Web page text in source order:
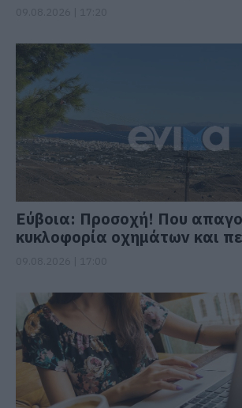
Εύβοια: Προσοχή! Που
κυκλοφορία οχημάτων και